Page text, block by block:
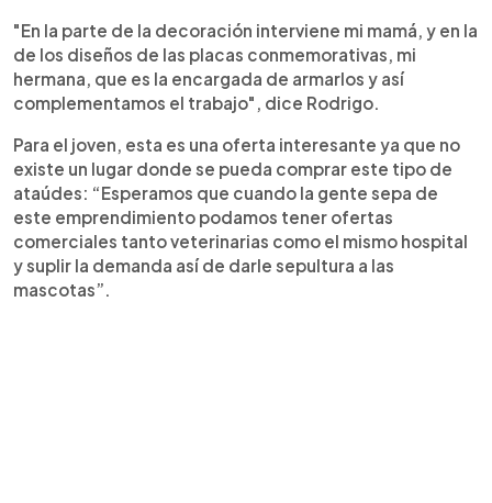
"En la parte de la decoración interviene mi mamá, y en la
de los diseños de las placas conmemorativas, mi
hermana, que es la encargada de armarlos y así
complementamos el trabajo", dice Rodrigo.
Para el joven, esta es una oferta interesante ya que no
existe un lugar donde se pueda comprar este tipo de
ataúdes: “Esperamos que cuando la gente sepa de
este emprendimiento podamos tener ofertas
comerciales tanto veterinarias como el mismo hospital
y suplir la demanda así de darle sepultura a las
mascotas”.